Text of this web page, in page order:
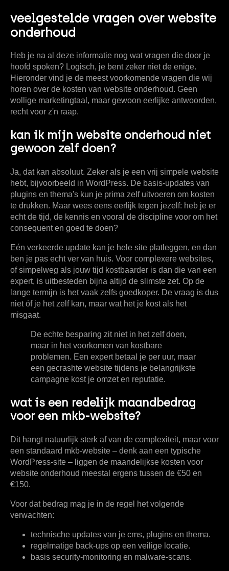
veelgestelde vragen over website
onderhoud
Heb je na al deze informatie nog wat vragen die door je
hoofd spoken? Logisch, je bent zeker niet de enige.
Hieronder vind je de meest voorkomende vragen die wij
horen over de kosten van website onderhoud. Geen
wollige marketingtaal, maar gewoon eerlijke antwoorden,
recht voor z'n raap.
kan ik mijn website onderhoud niet
gewoon zelf doen?
Ja, dat kan absoluut. Zeker als je een vrij simpele website
hebt, bijvoorbeeld in WordPress. De basis-updates van
plugins en thema's kun je prima zelf uitvoeren om kosten
te drukken. Maar wees eens eerlijk tegen jezelf: heb je er
echt de tijd, de kennis en vooral de discipline voor om het
consequent en goed te doen?
Eén verkeerde update kan je hele site platleggen, en dan
ben je pas echt ver van huis. Voor complexere websites,
of simpelweg als jouw tijd kostbaarder is dan die van een
expert, is uitbesteden bijna altijd de slimste zet. Op de
lange termijn is het vaak zelfs goedkoper. De vraag is dus
niet óf je het zelf kan, maar wat het je kost als het
misgaat.
De echte besparing zit niet in het zelf doen,
maar in het voorkomen van kostbare
problemen. Een expert betaal je per uur, maar
een gecrashte website tijdens je belangrijkste
campagne kost je omzet en reputatie.
wat is een redelijk maandbedrag
voor een mkb-website?
Dit hangt natuurlijk sterk af van de complexiteit, maar voor
een standaard mkb-website – denk aan een typische
WordPress-site – liggen de maandelijkse kosten voor
website onderhoud meestal ergens tussen de €50 en
€150.
Voor dat bedrag mag je in de regel het volgende
verwachten:
technische updates van je cms, plugins en thema.
regelmatige back-ups op een veilige locatie.
basis security-monitoring en malware-scans.